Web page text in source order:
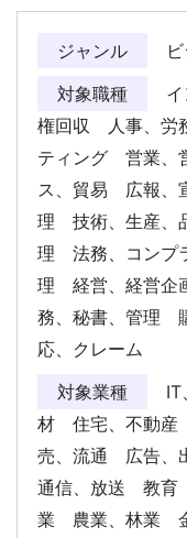
ジャンル
対象職種
権回収 人事、労
ティング 営業、
ス、貿易 広報、
理 技術、生産、
理 法務、コンプ
理 経営、経営企
務、秘書、管理
応、クレーム
対象業種
材 住宅、不動
売、流通 広告、
通信、放送 教
業 農業、林業